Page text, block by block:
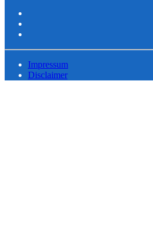
Impressum
Disclaimer